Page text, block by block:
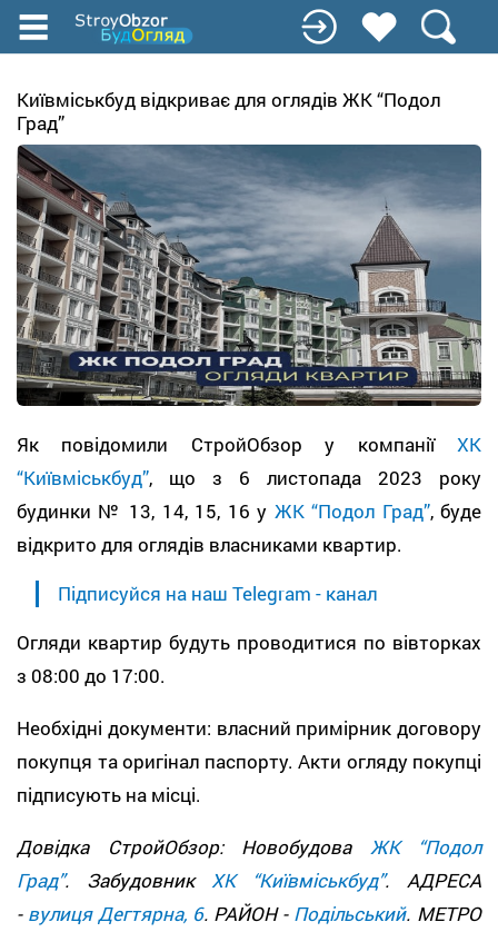
Перейти
до
вмісту
Київміськбуд відкриває для оглядів ЖК “Подол
Град”
Як повідомили СтройОбзор у компанії ХК
“Київміськбуд”, що з 6 листопада 2023 року
будинки № 13, 14, 15, 16 у ЖК “Подол Град”, буде
відкрито для оглядів власниками квартир.
Підписуйся на наш Telegram - канал
Огляди квартир будуть проводитися по вівторках
з 08:00 до 17:00.
Необхідні документи: власний примірник договору
покупця та оригінал паспорту. Акти огляду покупці
підписують на місці.
Довідка СтройОбзор: Новобудова ЖК “Подол
Град”. Забудовник ХК “Київміськбуд”. АДРЕСА
- вулиця Дегтярна, 6. РАЙОН - Подільський. МЕТРО